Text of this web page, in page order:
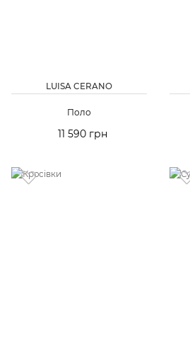
LUISA CERANO
Поло
11 590 грн